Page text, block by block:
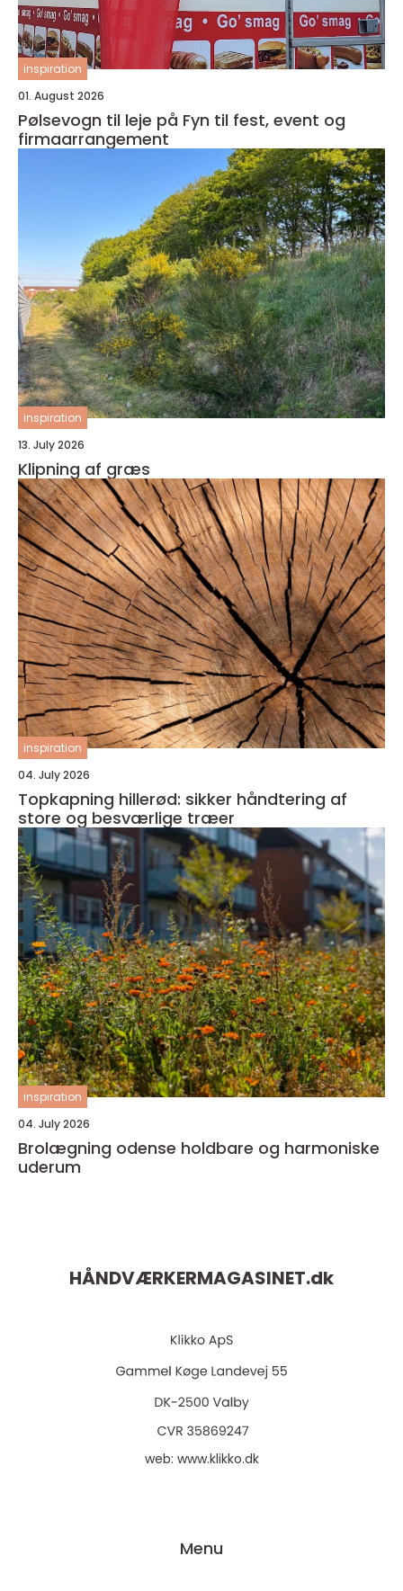
inspiration
01. August 2026
Pølsevogn til leje på Fyn til fest, event og
firmaarrangement
inspiration
13. July 2026
Klipning af græs
inspiration
04. July 2026
Topkapning hillerød: sikker håndtering af
store og besværlige træer
inspiration
04. July 2026
Brolægning odense holdbare og harmoniske
uderum
HÅNDVÆRKERMAGASINET.dk
web: www.klikko.dk
Menu